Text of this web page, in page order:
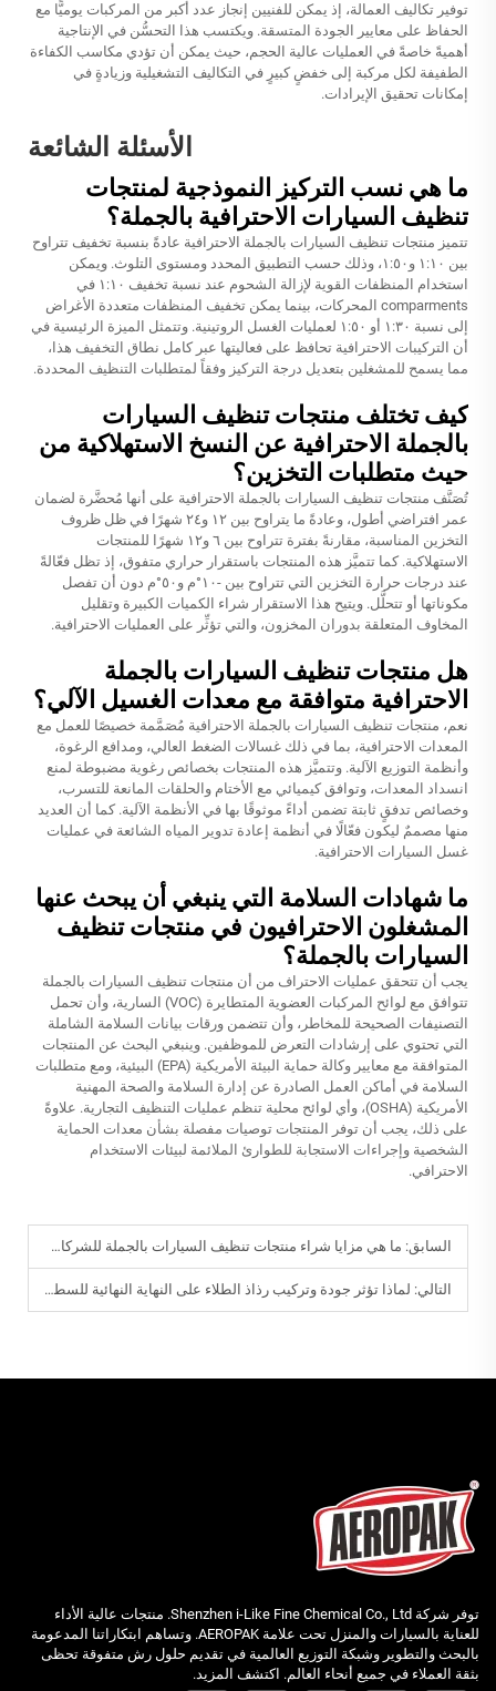
توفير تكاليف العمالة، إذ يمكن للفنيين إنجاز عدد أكبر من المركبات يوميًّا مع
الحفاظ على معايير الجودة المتسقة. ويكتسب هذا التحسُّن في الإنتاجية
أهميةً خاصةً في العمليات عالية الحجم، حيث يمكن أن تؤدي مكاسب الكفاءة
الطفيفة لكل مركبة إلى خفضٍ كبيرٍ في التكاليف التشغيلية وزيادةٍ في
إمكانات تحقيق الإيرادات.
الأسئلة الشائعة
ما هي نسب التركيز النموذجية لمنتجات
تنظيف السيارات الاحترافية بالجملة؟
تتميز منتجات تنظيف السيارات بالجملة الاحترافية عادةً بنسبة تخفيف تتراوح
بين ١:١٠ و١:٥٠، وذلك حسب التطبيق المحدد ومستوى التلوث. ويمكن
استخدام المنظفات القوية لإزالة الشحوم عند نسبة تخفيف ١:١٠ في
comparments المحركات، بينما يمكن تخفيف المنظفات متعددة الأغراض
إلى نسبة ١:٣٠ أو ١:٥٠ لعمليات الغسل الروتينية. وتتمثل الميزة الرئيسية في
أن التركيبات الاحترافية تحافظ على فعاليتها عبر كامل نطاق التخفيف هذا،
مما يسمح للمشغلين بتعديل درجة التركيز وفقاً لمتطلبات التنظيف المحددة.
كيف تختلف منتجات تنظيف السيارات
بالجملة الاحترافية عن النسخ الاستهلاكية من
حيث متطلبات التخزين؟
تُصَنَّف منتجات تنظيف السيارات بالجملة الاحترافية على أنها مُحضَّرة لضمان
عمر افتراضي أطول، وعادةً ما يتراوح بين ١٢ و٢٤ شهرًا في ظل ظروف
التخزين المناسبة، مقارنةً بفترة تتراوح بين ٦ و١٢ شهرًا للمنتجات
الاستهلاكية. كما تتميَّز هذه المنتجات باستقرار حراري متفوق، إذ تظل فعّالةً
عند درجات حرارة التخزين التي تتراوح بين -١٠°م و٥٠°م دون أن تفصل
مكوناتها أو تتحلَّل. ويتيح هذا الاستقرار شراء الكميات الكبيرة وتقليل
المخاوف المتعلقة بدوران المخزون، والتي تؤثِّر على العمليات الاحترافية.
هل منتجات تنظيف السيارات بالجملة
الاحترافية متوافقة مع معدات الغسيل الآلي؟
نعم، منتجات تنظيف السيارات بالجملة الاحترافية مُصَمَّمة خصيصًا للعمل مع
المعدات الاحترافية، بما في ذلك غسالات الضغط العالي، ومدافع الرغوة،
وأنظمة التوزيع الآلية. وتتميَّز هذه المنتجات بخصائص رغوية مضبوطة لمنع
انسداد المعدات، وتوافق كيميائي مع الأختام والحلقات المانعة للتسرب،
وخصائص تدفقٍ ثابتة تضمن أداءً موثوقًا بها في الأنظمة الآلية. كما أن العديد
منها مصممٌ ليكون فعّالًا في أنظمة إعادة تدوير المياه الشائعة في عمليات
غسل السيارات الاحترافية.
ما شهادات السلامة التي ينبغي أن يبحث عنها
المشغلون الاحترافيون في منتجات تنظيف
السيارات بالجملة؟
يجب أن تتحقق عمليات الاحتراف من أن منتجات تنظيف السيارات بالجملة
تتوافق مع لوائح المركبات العضوية المتطايرة (VOC) السارية، وأن تحمل
التصنيفات الصحيحة للمخاطر، وأن تتضمن ورقات بيانات السلامة الشاملة
التي تحتوي على إرشادات التعرض للموظفين. وينبغي البحث عن المنتجات
المتوافقة مع معايير وكالة حماية البيئة الأمريكية (EPA) البيئية، ومع متطلبات
السلامة في أماكن العمل الصادرة عن إدارة السلامة والصحة المهنية
الأمريكية (OSHA)، وأي لوائح محلية تنظم عمليات التنظيف التجارية. علاوةً
على ذلك، يجب أن توفر المنتجات توصيات مفصلة بشأن معدات الحماية
الشخصية وإجراءات الاستجابة للطوارئ الملائمة لبيئات الاستخدام
الاحترافي.
السابق: ما هي مزايا شراء منتجات تنظيف السيارات بالجملة للشركات؟
التالي: لماذا تؤثر جودة وتركيب رذاذ الطلاء على النهاية النهائية للسطح؟
توفر شركة Shenzhen i-Like Fine Chemical Co., Ltd. منتجات عالية الأداء
للعناية بالسيارات والمنزل تحت علامة AEROPAK. وتساهم ابتكاراتنا المدعومة
بالبحث والتطوير وشبكة التوزيع العالمية في تقديم حلول رش متفوقة تحظى
بثقة العملاء في جميع أنحاء العالم. اكتشف المزيد.